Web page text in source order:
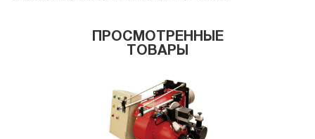
ПРОСМОТРЕННЫЕ
ТОВАРЫ